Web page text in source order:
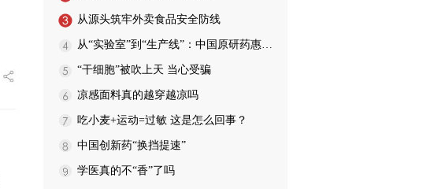
从源头筑牢外卖食品安全防线
从“实验室”到“生产线”：中国原研药惠…
“干细胞”被吹上天 当心受骗
凉感面料真的越穿越凉吗
吃小麦+运动=过敏 这是怎么回事？
中国创新药“换挡提速”
学医真的不“香”了吗